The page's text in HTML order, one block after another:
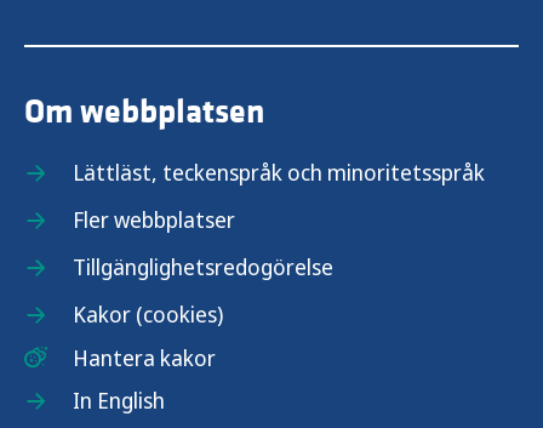
Om webbplatsen
Lättläst, teckenspråk och minoritetsspråk
Fler webbplatser
Tillgänglighetsredogörelse
Kakor (cookies)
Hantera kakor
In English